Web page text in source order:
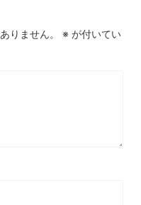
りません。 ※ が付いてい